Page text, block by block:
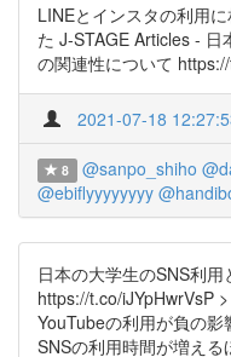
LINEとインスタの利用
た J-STAGE Articles - 日
の関連性について
2021-07-18
8 @sanpo_shiho
@ebiflyyyyyyyy
日本の大学生のSNS利
https://t.co/iJYpHwrVsP
YouTubeの利用が負の
SNSの利用時間が増え